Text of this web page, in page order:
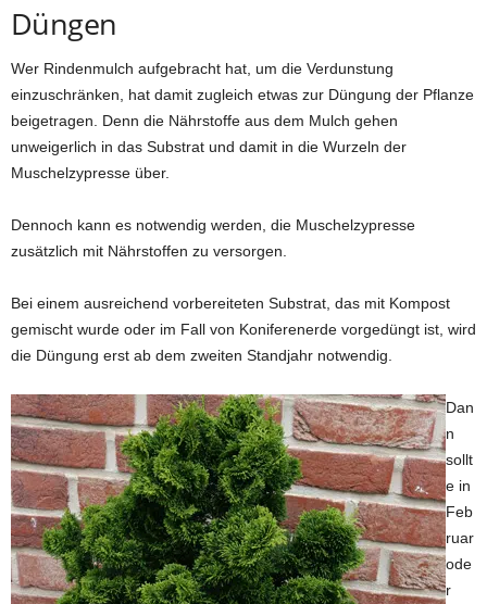
Düngen
Wer Rindenmulch aufgebracht hat, um die Verdunstung
einzuschränken, hat damit zugleich etwas zur Düngung der Pflanze
beigetragen. Denn die Nährstoffe aus dem Mulch gehen
unweigerlich in das Substrat und damit in die Wurzeln der
Muschelzypresse über.
Dennoch kann es notwendig werden, die Muschelzypresse
zusätzlich mit Nährstoffen zu versorgen.
Bei einem ausreichend vorbereiteten Substrat, das mit Kompost
gemischt wurde oder im Fall von Koniferenerde vorgedüngt ist, wird
die Düngung erst ab dem zweiten Standjahr notwendig.
Dan
n
sollt
e in
Feb
ruar
ode
r